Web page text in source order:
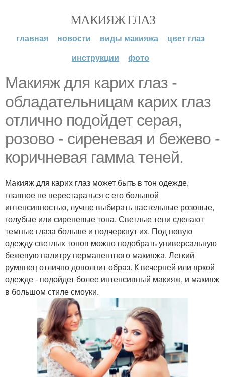
МАКИЯЖ ГЛАЗ
главная новости виды макияжа
цвет глаз
инструкции
фото
Макияж для карих глаз -
обладательницам карих глаз
отлично подойдет серая,
розово - сиреневая и бежево -
коричневая гамма теней.
Макияж для карих глаз может быть в тон одежде,
главное не перестараться с его большой
интенсивностью, лучше выбирать пастельные розовые,
голубые или сиреневые тона. Светлые тени сделают
темные глаза больше и подчеркнут их. Под новую
одежду светлых тонов можно подобрать универсальную
бежевую палитру перманентного макияжа. Легкий
румянец отлично дополнит образ. К вечерней или яркой
одежде - подойдет более интенсивный макияж, и макияж
в большом стиле смоуки.